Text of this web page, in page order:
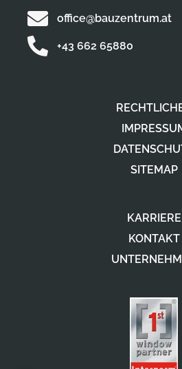
SITEMAP
KARRIERE
KONTAKT
office@bauzentrum.at
+43 662 65880